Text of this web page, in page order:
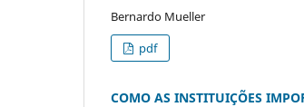
Bernardo Mueller
pdf
COMO AS INSTITUIÇÕES